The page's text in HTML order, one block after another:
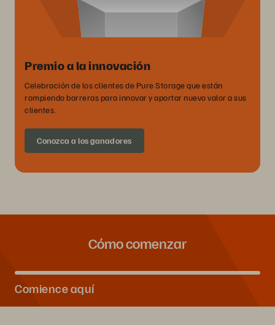
Premio a la innovación
Celebración de los clientes de Pure Storage que están
rompiendo barreras para innovar y aportar nuevo valor a sus
clientes.
Conozca a los ganadores
Cómo comenzar
Comience aquí